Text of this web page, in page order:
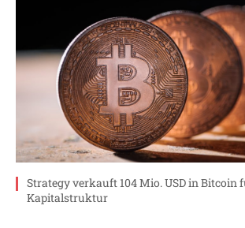
Strategy verkauft 104 Mio. USD in Bitcoin
Kapitalstruktur